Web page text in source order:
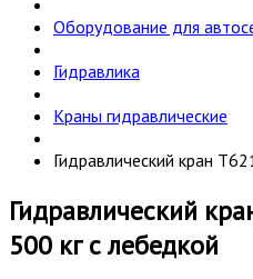
Оборудование для
Гидравлика
Краны гидравлические
Гидравлический кран
Гидравлический
500 кг с лебедкой